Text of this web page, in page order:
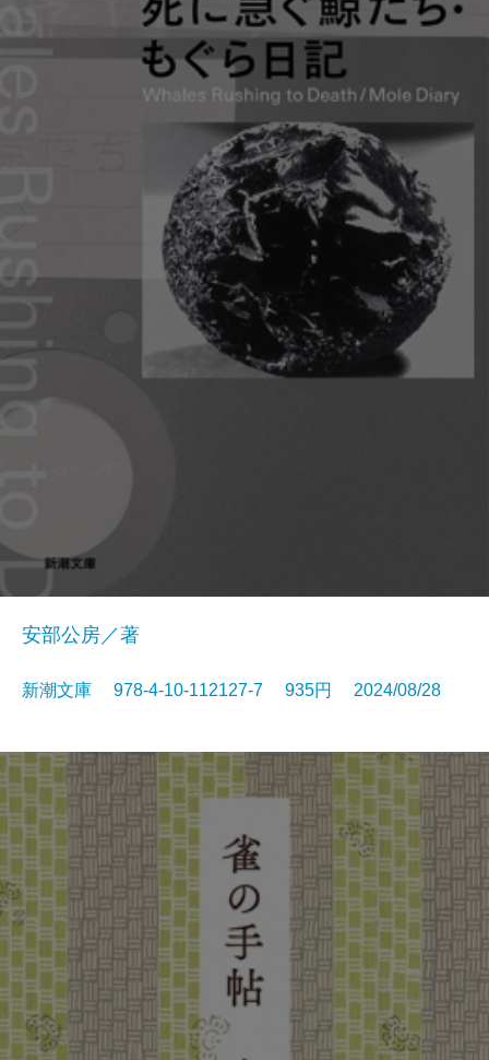
安部公房／著
新潮文庫 978-4-10-112127-7 935円 2024/08/28